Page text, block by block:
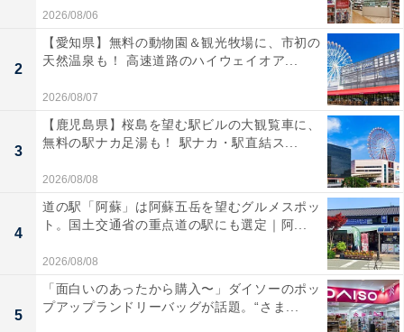
ったことってなんだっけ……」と考える。Instagramで友
人たちの充実した姿を見るたび、モヤッとした気持ちを
抱えてしまうのだという。
特に、結婚し広いマイホームに住む地元の友人の投稿に
対して“いいね”を送りつつ、自分と比較し、落ち込んで
「自分が東京の家賃8万円の狭い1Kに住んで、Z世代と上
司との調整をしている間に、地元で結婚し、広いマイホ
ームを建てた友人はどんどん人生のステージを上ってい
るような気がして」
2026/08/06
2
【愛知県】無料の動物園＆観光牧場に、市初の
天然温泉も！ 高速道路のハイウェイオア...
2026/08/07
3
【鹿児島県】桜島を望む駅ビルの大観覧車に、
無料の駅ナカ足湯も！ 駅ナカ・駅直結ス...
2026/08/08
4
道の駅「阿蘇」は阿蘇五岳を望むグルメスポッ
ト。国土交通省の重点道の駅にも選定｜阿...
2026/08/08
5
「面白いのあったから購入〜」ダイソーのポッ
プアップランドリーバッグが話題。“さま...